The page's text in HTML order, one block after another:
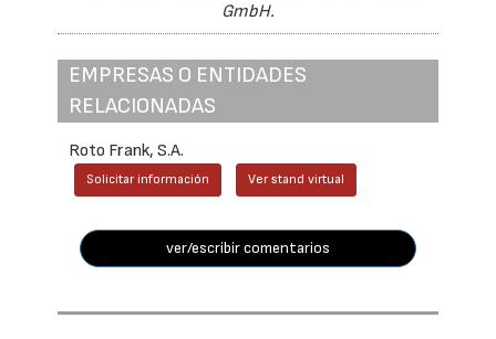
GmbH.
EMPRESAS O ENTIDADES
RELACIONADAS
Roto Frank, S.A.
Solicitar información Ver stand virtual
ver/escribir comentarios